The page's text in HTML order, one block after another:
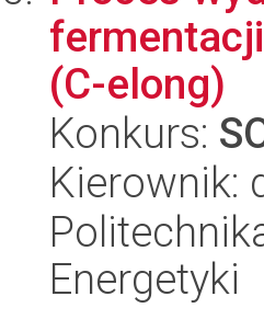
(C-elong)
Konkurs:
Kierownik:
Energetyki